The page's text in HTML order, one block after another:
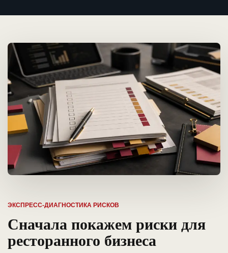
ЭКСПРЕСС-ДИАГНОСТИКА РИСКОВ
Сначала покажем риски для
ресторанного бизнеса